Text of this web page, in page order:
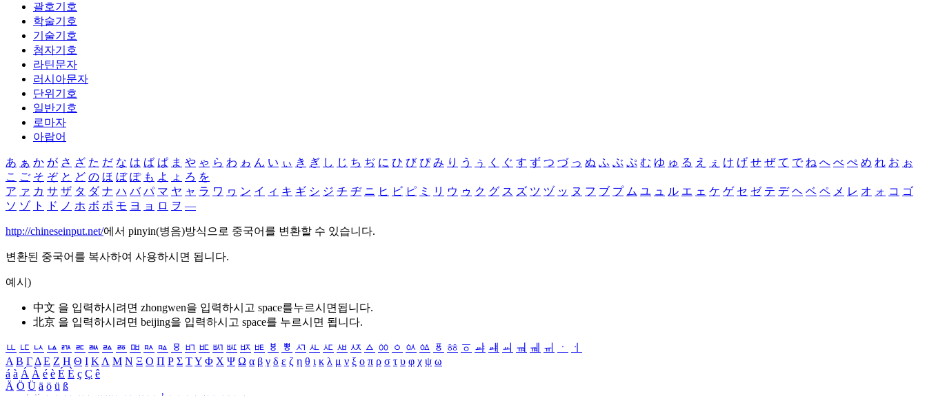
괄호기호
학술기호
기술기호
첨자기호
라틴문자
러시아문자
단위기호
일반기호
로마자
아랍어
あ ぁ か が さ ざ た だ な は ば ぱ ま や ゃ ら わ ゎ ん い ぃ き ぎ し じ ち ぢ に ひ び ぴ み り う ぅ く ぐ す ず つ づ っ ぬ ふ ぶ ぷ む ゆ ゅ る え ぇ け げ せ ぜ て で ね へ べ ぺ め れ お ぉ
こ ご そ ぞ と ど の ほ ぼ ぽ も よ ょ ろ を
ア ァ カ サ ザ タ ダ ナ ハ バ パ マ ヤ ャ ラ ワ ヮ ン イ ィ キ ギ シ ジ チ ヂ ニ ヒ ビ ピ ミ リ ウ ゥ ク グ ス ズ ツ ヅ ッ ヌ フ ブ プ ム ユ ュ ル エ ェ ケ ゲ セ ゼ テ デ ヘ ベ ペ メ レ オ ォ コ ゴ
ソ ゾ ト ド ノ ホ ボ ポ モ ヨ ョ ロ ヲ ―
http://chineseinput.net/에서 pinyin(병음)방식으로 중국어를 변환할 수 있습니다.
변환된 중국어를 복사하여 사용하시면 됩니다.
예시)
中文 을 입력하시려면 zhongwen을 입력하시고 space를누르시면됩니다.
北京 을 입력하시려면 beijing을 입력하시고 space를 누르시면 됩니다.
ㅥ ㅦ ㅧ ㅨ ㅩ ㅪ ㅫ ㅬ ㅭ ㅮ ㅯ ㅰ ㅱ ㅲ ㅳ ㅴ ㅵ ㅶ ㅷ ㅸ ㅹ ㅺ ㅻ ㅼ ㅽ ㅾ ㅿ ㆀ ㆁ ㆂ ㆃ ㆄ ㆅ ㆆ ㆇ ㆈ ㆉ ㆊ ㆋ ㆌ ㆍ
ㆎ
Α Β ΓΔ Ε Ζ Η Θ Ι ΚΛ Μ Ν Ξ Ο Π Ρ Σ ΤΥ Φ Χ Ψ Ω α β γ δ ε ζ η θ ι κ λ μ ν ξ ο π ρ σ τ υ φ χ ψ ω
á à Á À é è É È ç Ç ê
Ä Ö Ü ä ö ü ß